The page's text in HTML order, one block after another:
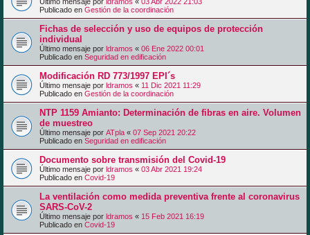
Publicado en Gestión de la coordinación
Fichas de selección y uso de equipos de protección
individual
Último mensaje por ldramos « 06 Ene 2022 00:01
Publicado en Seguridad en edificación
Modificación RD 773/1997 EPI´s
Último mensaje por ldramos « 11 Dic 2021 11:29
Publicado en Gestión de la coordinación
NTP 1159 Amianto: Determinación de fibras en aire. Volumen
de muestreo
Último mensaje por ATpla « 07 Sep 2021 20:22
Publicado en Seguridad en edificación
Documento sobre transmisión del Covid-19
Último mensaje por ldramos « 03 Abr 2021 19:24
Publicado en Covid-19
La ventilación como medida preventiva frente al coronavirus
SARS-CoV-2
Último mensaje por ldramos « 15 Feb 2021 16:19
Publicado en Covid-19